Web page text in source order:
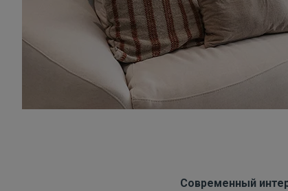
Современный